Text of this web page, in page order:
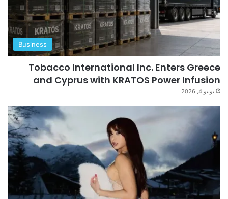
Business
Tobacco International Inc. Enters Greece
and Cyprus with KRATOS Power Infusion
يونيو 4, 2026